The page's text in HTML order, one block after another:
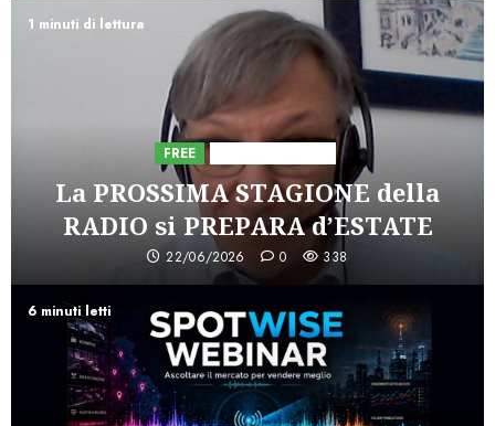
1 minuti di lettura
FREE
La PROSSIMA STAGIONE della
RADIO si PREPARA d’ESTATE
22/06/2026 0 338
6 minuti letti